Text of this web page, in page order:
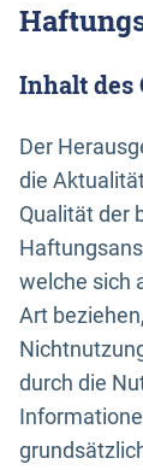
Inhalt des
Der
die
Qualität der
welche sich
Art
durch die